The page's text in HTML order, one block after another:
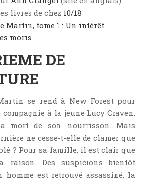
livres de chez 10/18
Martin, tome 1 : Un intérêt
morts
DE
se rend à New Forest pour
compagnie à la jeune Lucy Craven,
mort de son nourrisson. Mais
ne cesse-t-elle de clamer que
? Pour sa famille, il est clair que
raison. Des suspicions bientôt
homme est retrouvé assassiné, la